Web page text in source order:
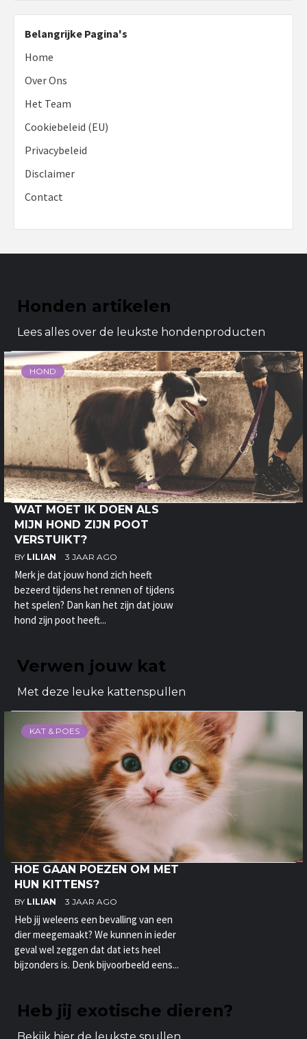
Belangrijke Pagina's
Home
Over Ons
Het Team
Cookiebeleid (EU)
Privacybeleid
Disclaimer
Contact
Honden artikelen
Lees alles over de leukste hondenproducten
HOND
WAT MOET IK DOEN ALS
MIJN HOND ZIJN POOT
VERSTUIKT?
BY LILIAN 3 JAAR AGO
Merk je dat jouw hond zich heeft
bezeerd tijdens het rennen of tijdens
het spelen? Dan kan het zijn dat jouw
hond zijn poot heeft...
Verwen jouw kat
Met deze leuke kattenspullen
KAT & POES
HOE GAAN POEZEN OM MET
HUN KITTENS?
BY LILIAN 3 JAAR AGO
Heb jij weleens een bevalling van een
dier meegemaakt? We kunnen in ieder
geval wel zeggen dat dat iets heel
bijzonders is. Denk bijvoorbeeld eens...
Heb jij exotische dieren?